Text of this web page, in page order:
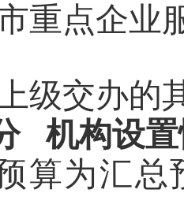
重点企业
级交办的
机构设
算为汇总